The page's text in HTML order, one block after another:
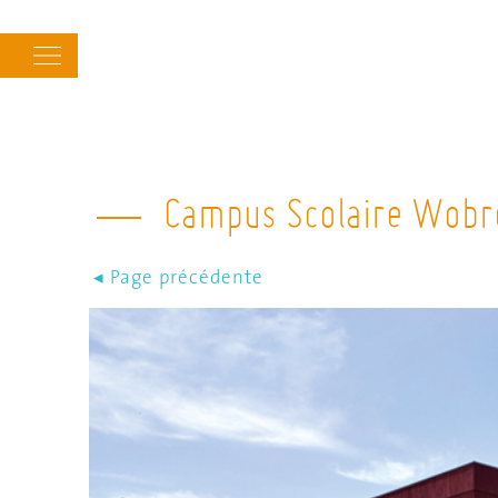
Main
navigation
Campus Scolaire